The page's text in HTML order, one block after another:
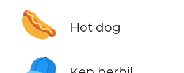
🌭 Hot dog